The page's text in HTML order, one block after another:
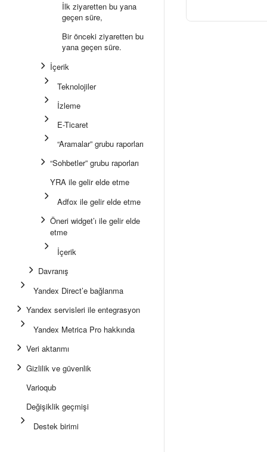
İlk ziyaretten bu yana
geçen süre,
Bir önceki ziyaretten bu
yana geçen süre.
İçerik
Teknolojiler
İzleme
E-Ticaret
“Aramalar” grubu raporları
“Sohbetler” grubu raporları
YRA ile gelir elde etme
Adfox ile gelir elde etme
Öneri widget’ı ile gelir elde
etme
İçerik
Davranış
Yandex Direct’e bağlanma
Yandex servisleri ile entegrasyon
Yandex Metrica Pro hakkında
Veri aktarımı
Gizlilik ve güvenlik
Varioqub
Değişiklik geçmişi
Destek birimi